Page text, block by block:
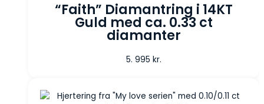
“Faith” Diamantring i 14KT
Guld med ca. 0.33 ct
diamanter
5. 995 kr.